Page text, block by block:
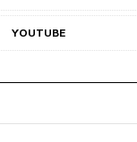
YOUTUBE